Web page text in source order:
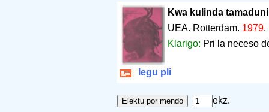
Kwa kulinda
UEA. Rotterdam. 1979.
Klarigo: Pri la neceso
legu pli
ekz.